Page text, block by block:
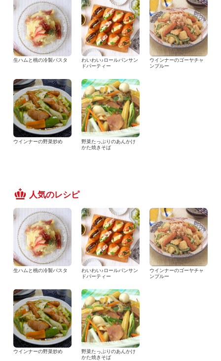
生ハムと桃の冷製パスタ
わいわい♪ロールパンサン
ドパーティー
ウインナーのゴーヤチャ
ンプルー
ウインナーの野菜炒め
野菜たっぷりのあんかけ
かた焼きそば
人気のレシピ
生ハムと桃の冷製パスタ
わいわい♪ロールパンサン
ドパーティー
ウインナーのゴーヤチャ
ンプルー
ウインナーの野菜炒め
野菜たっぷりのあんかけ
かた焼きそば